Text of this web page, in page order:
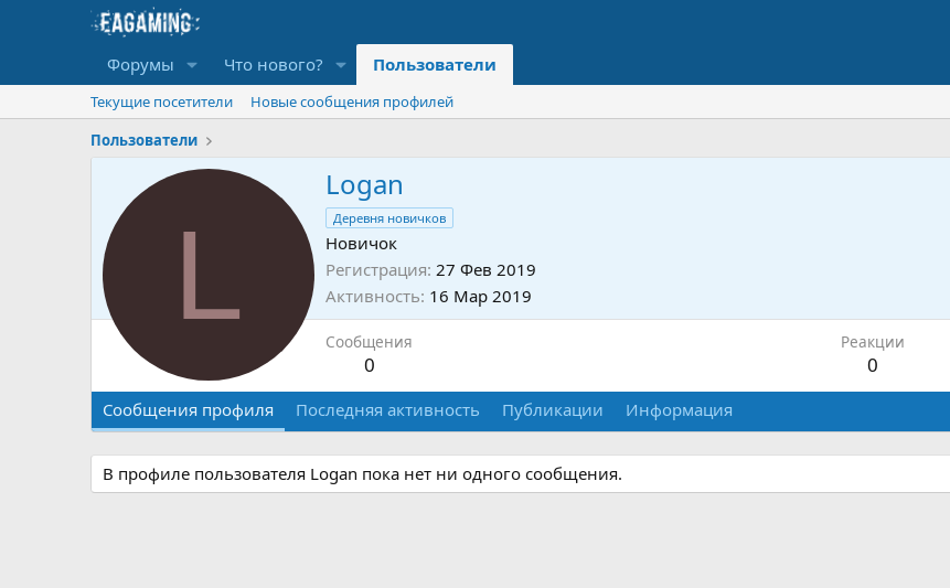
Форумы Что нового? Пользователи
Текущие посетители
Новые сообщения профилей
Пользователи
L
Logan
Деревня новичков
Новичок
Регистрация 27 Фев 2019
Активность 16 Мар 2019
Сообщения
0
Реакции
0
Сообщения профиля Последняя активность Публикации Информация
В профиле пользователя Logan пока нет ни одного сообщения.